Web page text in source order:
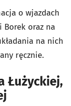
o wjazdach
Borek oraz na
na nich
ręcznie.
Łużyckiej,